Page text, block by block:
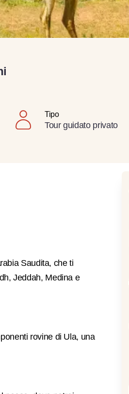
Tipo
Tour guidato privato
Saudita, che ti
Jeddah, Medina e
rovine di Ula, una